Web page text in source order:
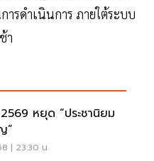
ารดำเนินการ ภายใต้ระบบ
า
หยุด “ประชานิยม
”
| 23:30 น.